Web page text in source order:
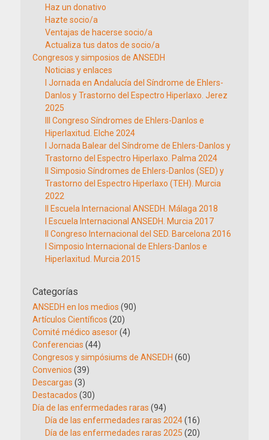
Haz un donativo
Hazte socio/a
Ventajas de hacerse socio/a
Actualiza tus datos de socio/a
Congresos y simposios de ANSEDH
Noticias y enlaces
I Jornada en Andalucía del Síndrome de Ehlers-
Danlos y Trastorno del Espectro Hiperlaxo. Jerez
2025
III Congreso Síndromes de Ehlers-Danlos e
Hiperlaxitud. Elche 2024
I Jornada Balear del Síndrome de Ehlers-Danlos y
Trastorno del Espectro Hiperlaxo. Palma 2024
II Simposio Síndromes de Ehlers-Danlos (SED) y
Trastorno del Espectro Hiperlaxo (TEH). Murcia
2022
II Escuela Internacional ANSEDH. Málaga 2018
I Escuela Internacional ANSEDH. Murcia 2017
II Congreso Internacional del SED. Barcelona 2016
I Simposio Internacional de Ehlers-Danlos e
Hiperlaxitud. Murcia 2015
Categorías
ANSEDH en los medios (90)
Artículos Científicos (20)
Comité médico asesor(4)
Conferencias (44)
Congresos y simpósiums de ANSEDH (60)
Convenios (39)
Descargas (3)
Destacados (30)
Día de las enfermedades raras (94)
Día de las enfermedades raras 2024(16)
Día de las enfermedades raras 2025 (20)